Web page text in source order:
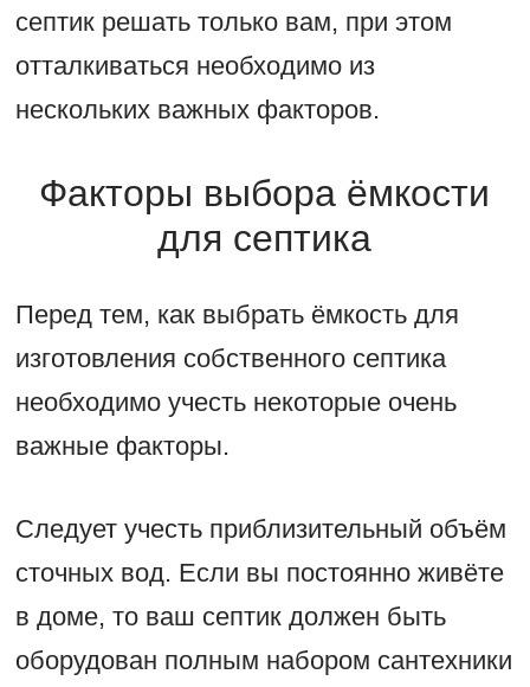
септик решать только вам, при этом
отталкиваться необходимо из
нескольких важных факторов.
Факторы выбора ёмкости
для септика
Перед тем, как выбрать ёмкость для
изготовления собственного септика
необходимо учесть некоторые очень
важные факторы.
Следует учесть приблизительный объём
сточных вод. Если вы постоянно живёте
в доме, то ваш септик должен быть
оборудован полным набором сантехники